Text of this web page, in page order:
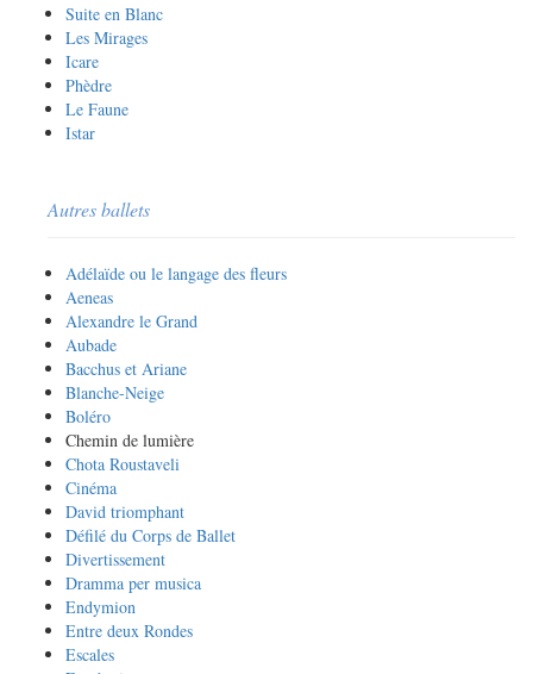
Suite en Blanc
Les Mirages
Icare
Phèdre
Le Faune
Istar
Autres ballets
Adélaïde ou le langage des fleurs
Aeneas
Alexandre le Grand
Aubade
Bacchus et Ariane
Blanche-Neige
Boléro
Chemin de lumière
Chota Roustaveli
Cinéma
David triomphant
Défilé du Corps de Ballet
Divertissement
Dramma per musica
Endymion
Entre deux Rondes
Escales